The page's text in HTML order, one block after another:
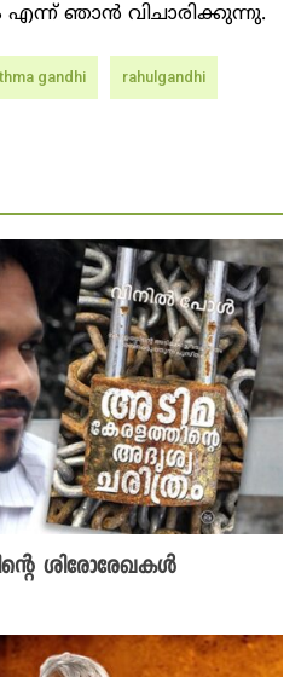
ഞാൻ വിചാരിക്കുന്നു.
gandhi rahulgandhi
ശിരോരേഖകള്‍